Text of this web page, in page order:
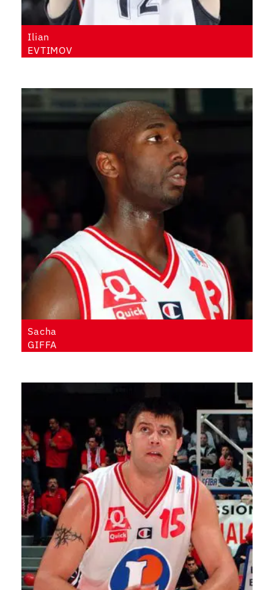
Ilian
EVTIMOV
Sacha
GIFFA